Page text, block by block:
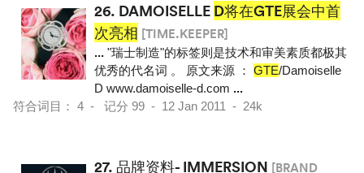
26. DAMOISELLE D将在GTE展会中首
次亮相 [TIME.KEEPER]
... "瑞士制造"的标签则是技术和审美素质都极其
优秀的代名词 。 原文来源 ： GTE/Damoiselle
D www.damoiselle-d.com ...
符合词目： 4 - 记分 99 - 12 Jan 2011 - 24k
27. 品牌资料- IMMERSION [BRAND